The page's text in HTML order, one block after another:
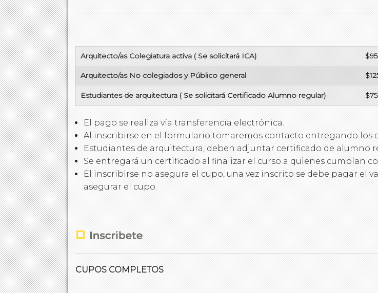
Arquitecto/as Colegiatura activa ( Se solicitará ICA)
Arquitecto/as No colegiados y Público general
Estudiantes de arquitectura ( Se solicitará Certificado Alumno regular)
El pago se realiza vía transferencia electrónica.
Al inscribirse en el formulario tomaremos contacto entregando los
Estudiantes de arquitectura, deben adjuntar certificado de
Se entregará un certificado al finalizar el curso a quienes cumplan
El inscribirse no asegura el cupo, una vez inscrito se debe pagar el
asegurar el cupo.
CUPOS COMPLETOS